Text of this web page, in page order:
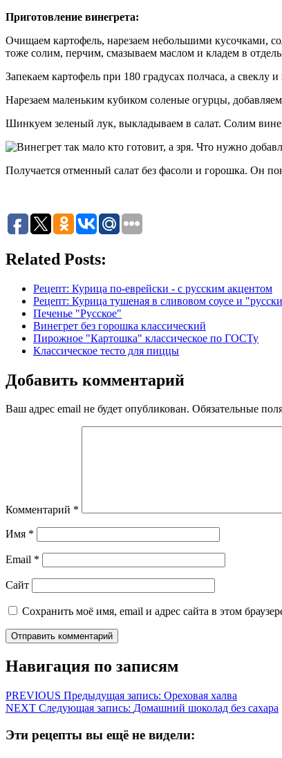
Приготовление винегрета:
Очищаем картофель, нарезаем небольшими кусочками,
тоже солим, перчим, смазываем маслом и кладем в
Запекаем картофель при 180 градусах полчаса, а
Нарезаем маленьким кубиком соленые огурцы,
Шинкуем зеленый лук, выкладываем в салат. Солим
Получается отменный салат без фасоли и горошка. Он
Related Posts:
Рецепт: Курица по-еврейски - с русским акцентом
Рецепт: Курица тушеная в сливовом соусе и
Печенье "Русское"
Винегрет без горошка классический
Пирожное "Картошка" классическое по ГОСТу
Классическое тесто для пиццы
Добавить комментарий
Ваш адрес email не будет опубликован. Обязательные
Комментарий *
Имя *
Email *
Сайт
Сохранить моё имя, email и адрес сайта в этом
Навигация по записям
PREVIOUS Предыдущая запись: Ореховая халва
NEXT Следующая запись: Домашний шоколад без сахара
Эти рецепты вы ещё не видели: